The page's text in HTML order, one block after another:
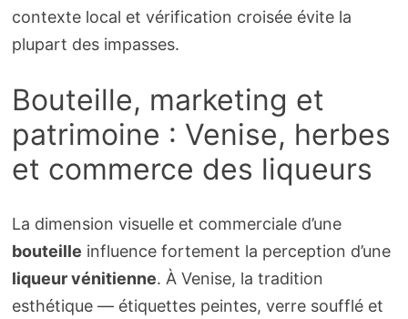
contexte local et vérification croisée évite la
plupart des impasses.
Bouteille, marketing et
patrimoine : Venise, herbes
et commerce des liqueurs
La dimension visuelle et commerciale d’une
bouteille influence fortement la perception d’une
liqueur vénitienne. À Venise, la tradition
esthétique — étiquettes peintes, verre soufflé et